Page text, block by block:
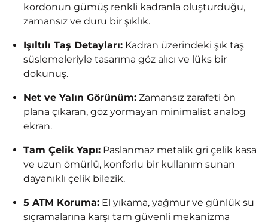
kordonun gümüş renkli kadranla oluşturduğu,
zamansız ve duru bir şıklık.
Işıltılı Taş Detayları: Kadran üzerindeki şık taş
süslemeleriyle tasarıma göz alıcı ve lüks bir
dokunuş.
Net ve Yalın Görünüm: Zamansız zarafeti ön
plana çıkaran, göz yormayan minimalist analog
ekran.
Tam Çelik Yapı: Paslanmaz metalik gri çelik kasa
ve uzun ömürlü, konforlu bir kullanım sunan
dayanıklı çelik bilezik.
5 ATM Koruma: El yıkama, yağmur ve günlük su
sıçramalarına karşı tam güvenli mekanizma